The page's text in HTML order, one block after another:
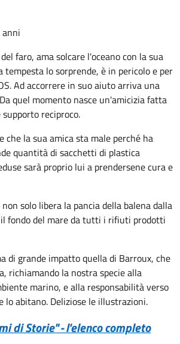
faro, ama solcare l'oceano con la sua
tempesta lo sorprende, è in pericolo e per
Ad accorrere in suo aiuto arriva una
quel momento nasce un'amicizia fatta
reciproco.
che la sua amica sta male perché ha
quantità di sacchetti di plastica
sarà proprio lui a prendersene cura e
solo libera la pancia della balena dalla
fondo del mare da tutti i rifiuti prodotti
di grande impatto quella di Barroux, che
richiamando la nostra specie alla
marino, e alla responsabilità verso
abitano. Deliziose le illustrazioni.
di Storie" - l'elenco completo